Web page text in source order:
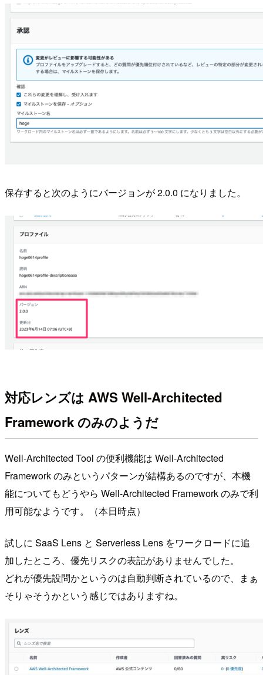
保存すると次のようにバージョンが 2.0.0 になりました。
対応レンズは AWS Well-Architected
Framework のみのようだ
Well-Architected Tool の便利機能は Well-Architected
Framework のみというパターンが結構あるのですが、本機
能についてもどうやら Well-Architected Framework のみで利
用可能なようです。（本日時点）
試しに SaaS Lens と Serverless Lens をワークロードに追
加したところ、優先リスクの表記がありませんでした。
どれが優先設問かというのは自動判断されているので、まぁ
そりゃそうかという感じではありますね。